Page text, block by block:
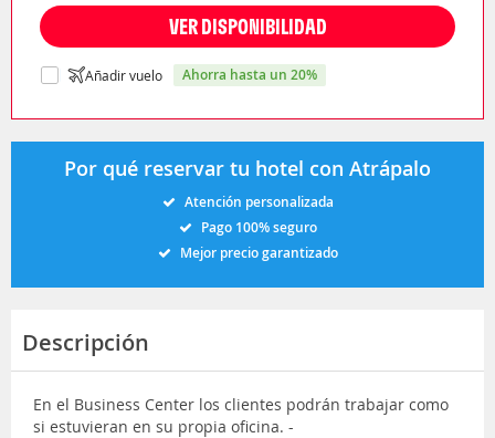
VER DISPONIBILIDAD
Añadir vuelo ahorra hasta un 20%
Por qué reservar tu hotel con Atrápalo
Atención personalizada
Pago 100% seguro
Mejor precio garantizado
Descripción
En el Business Center los clientes podrán trabajar como
si estuvieran en su propia oficina. -